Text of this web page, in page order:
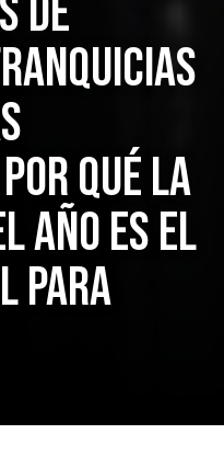
DE
QUÉ LA
AÑO ES EL
PARA